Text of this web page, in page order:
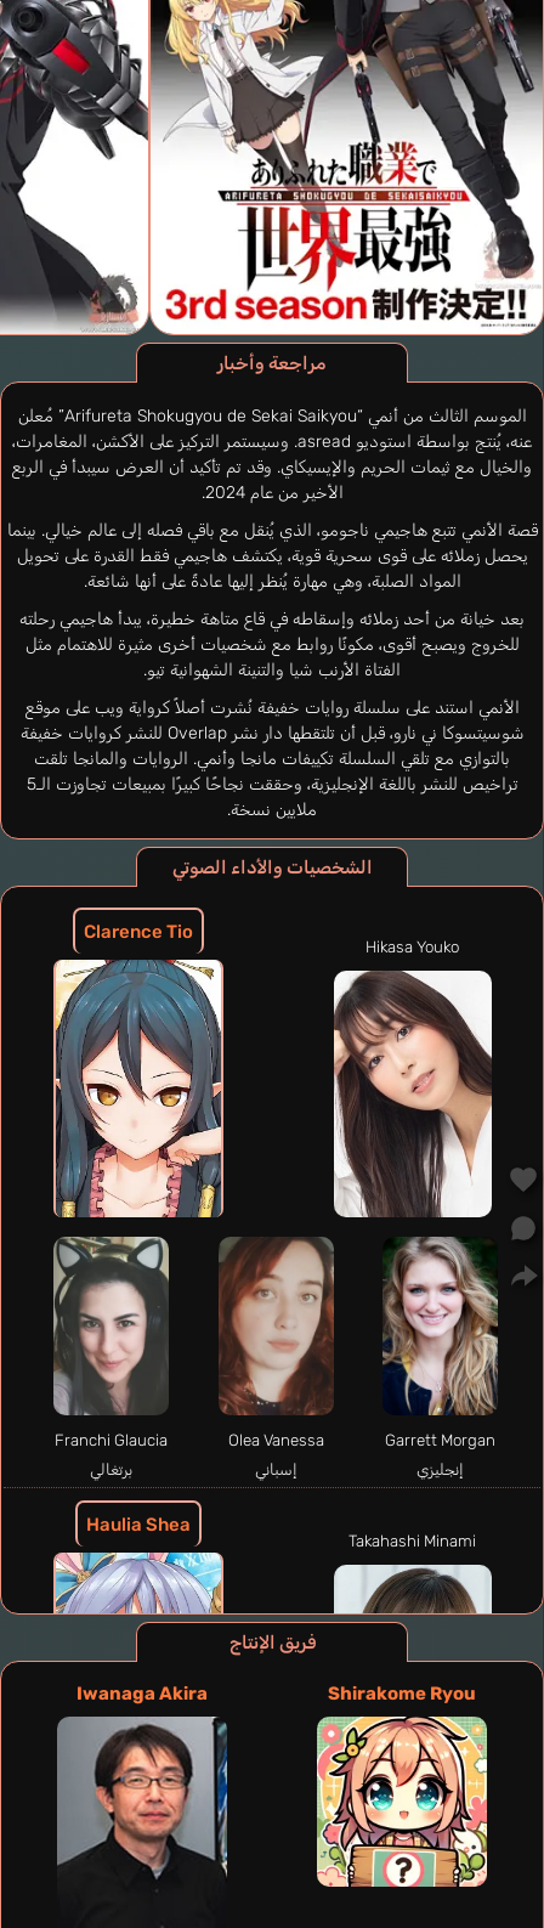
مراجعة وأخبار
الموسم الثالث من أنمي “Arifureta Shokugyou de Sekai Saikyou” مُعلن
عنه، يُنتج بواسطة استوديو asread. وسيستمر التركيز على الأكشن، المغامرات،
والخيال مع ثيمات الحريم والإيسيكاي. وقد تم تأكيد أن العرض سيبدأ في الربع
الأخير من عام 2024.
قصة الأنمي تتبع هاجيمي ناجومو، الذي يُنقل مع باقي فصله إلى عالم خيالي. بينما
يحصل زملائه على قوى سحرية قوية، يكتشف هاجيمي فقط القدرة على تحويل
المواد الصلبة، وهي مهارة يُنظر إليها عادةً على أنها شائعة.
بعد خيانة من أحد زملائه وإسقاطه في قاع متاهة خطيرة، يبدأ هاجيمي رحلته
للخروج ويصبح أقوى، مكونًا روابط مع شخصيات أخرى مثيرة للاهتمام مثل
الفتاة الأرنب شيا والتنينة الشهوانية تيو.
الأنمي استند على سلسلة روايات خفيفة نُشرت أصلاً كرواية ويب على موقع
شوسيتسوكا ني نارو، قبل أن تلتقطها دار نشر Overlap للنشر كروايات خفيفة
بالتوازي مع تلقي السلسلة تكييفات مانجا وأنمي. الروايات والمانجا تلقت
تراخيص للنشر باللغة الإنجليزية، وحققت نجاحًا كبيرًا بمبيعات تجاوزت الـ5
ملايين نسخة.
فريق الإنتاج
Shirakome Ryou
Iwanaga Akira
الشخصيات والأداء الصوتي
Clarence Tio
Hikasa Youko
Garrett Morgan
إنجليزي
Olea Vanessa
إسباني
Franchi Glaucia
برتغالي
Haulia Shea
Takahashi Minami